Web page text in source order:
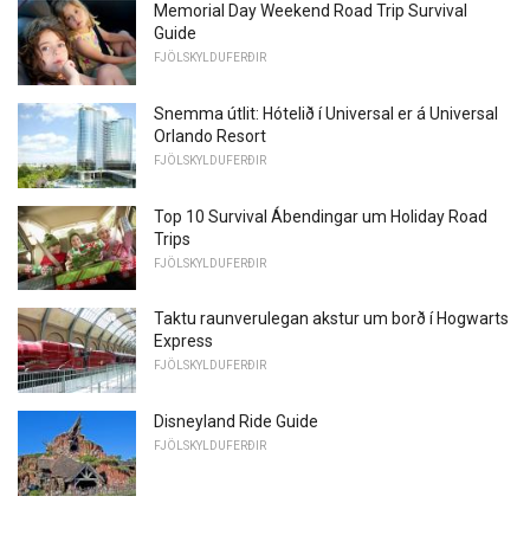
Memorial Day Weekend Road Trip Survival
Guide
FJÖLSKYLDUFERÐIR
Snemma útlit: Hótelið í Universal er á Universal
Orlando Resort
FJÖLSKYLDUFERÐIR
Top 10 Survival Ábendingar um Holiday Road
Trips
FJÖLSKYLDUFERÐIR
Taktu raunverulegan akstur um borð í Hogwarts
Express
FJÖLSKYLDUFERÐIR
Disneyland Ride Guide
FJÖLSKYLDUFERÐIR